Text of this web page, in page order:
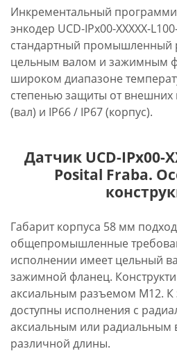
Инкрементальный
энкодер UCD-IPx00-XXXXX-
стандартный промышленный
цельным валом и зажимным
широком диапазоне
степенью защиты от внешних
(вал) и IP66 / IP67 (корпус).
Датчик UCD-IPx00-
Posital Fraba.
Габарит корпуса 58 мм
общепромышленные
исполнении имеет цельный
зажимной фланец.
аксиальным разъемом M12. К
доступны исполнения с
аксиальным или радиальным
различной длины.